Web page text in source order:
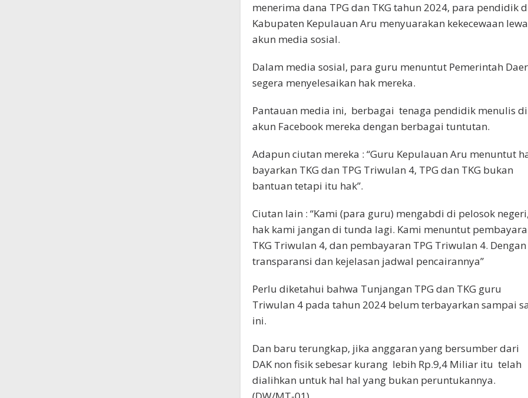
menerima dana TPG dan TKG tahun 2024, para pendidik
Kabupaten Kepulauan Aru menyuarakan kekecewaan
akun media sosial.
Dalam media sosial, para guru menuntut Pemerintah
segera menyelesaikan hak mereka.
Pantauan media ini, berbagai tenaga pendidik menulis
akun Facebook mereka dengan berbagai tuntutan.
Adapun ciutan mereka : “Guru Kepulauan Aru menuntut
bayarkan TKG dan TPG Triwulan 4, TPG dan TKG bukan
bantuan tetapi itu hak”.
Ciutan lain : “Kami (para guru) mengabdi di pelosok
hak kami jangan di tunda lagi. Kami menuntut
TKG Triwulan 4, dan pembayaran TPG Triwulan 4. Dengan
transparansi dan kejelasan jadwal pencairannya”
Perlu diketahui bahwa Tunjangan TPG dan TKG guru
Triwulan 4 pada tahun 2024 belum terbayarkan sampai
ini.
Dan baru terungkap, jika anggaran yang bersumber dari
DAK non fisik sebesar kurang lebih Rp.9,4 Miliar itu telah
dialihkan untuk hal hal yang bukan peruntukannya.